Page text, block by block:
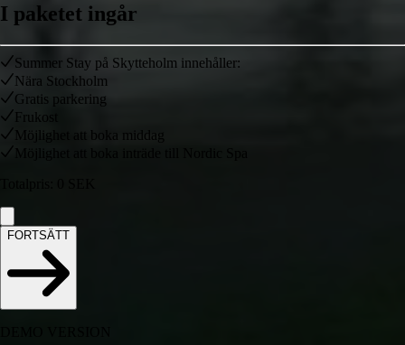
I paketet ingår
Summer Stay på Skytteholm innehåller:
Nära Stockholm
Gratis parkering
Frukost
Möjlighet att boka middag
Möjlighet att boka inträde till Nordic Spa
FORTSÄTT